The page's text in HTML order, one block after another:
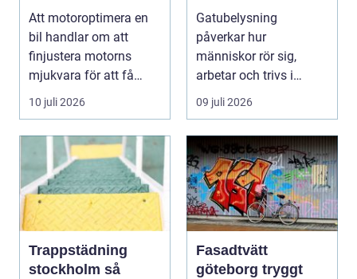
Att motoroptimera en
bil handlar om att
finjustera motorns
mjukvara för att få
bättre respons, mer k...
10 juli 2026
hållbara miljöer
Gatubelysning
påverkar hur
människor rör sig,
arbetar och trivs i
städer och samhällen.
Bra belysnin...
09 juli 2026
Trappstädning
stockholm så
Fasadtvätt
göteborg tryggt